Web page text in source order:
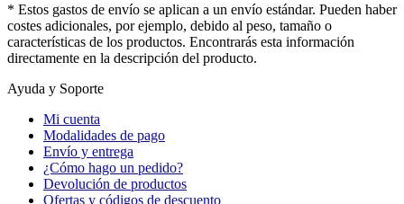
* Estos gastos de envío se aplican a un envío estándar. Pueden haber
costes adicionales, por ejemplo, debido al peso, tamaño o
características de los productos. Encontrarás esta información
directamente en la descripción del producto.
Ayuda y Soporte
Mi cuenta
Modalidades de pago
Envío y entrega
¿Cómo hago un pedido?
Devolución de productos
Ofertas y códigos de descuento